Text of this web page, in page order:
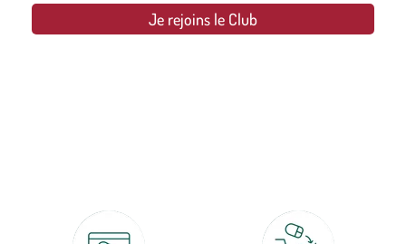
Je rejoins le Club